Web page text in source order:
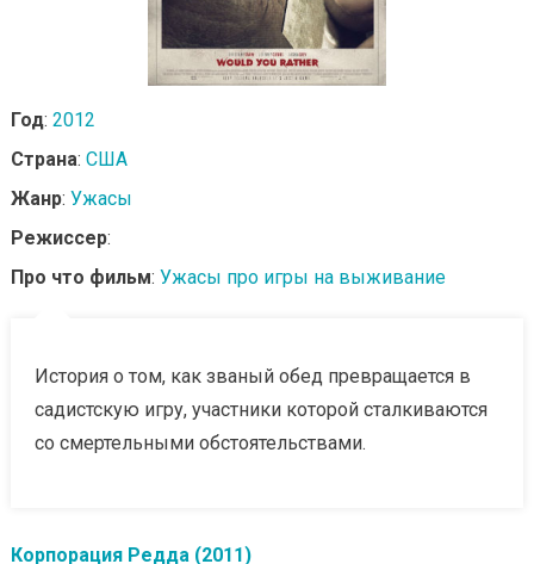
Год: 2012
Страна: США
Жанр: Ужасы
Режиссер:
Про что фильм: Ужасы про игры на выживание
История о том, как званый обед превращается в
садистскую игру, участники которой сталкиваются
со смертельными обстоятельствами.
Корпорация Редда (2011)